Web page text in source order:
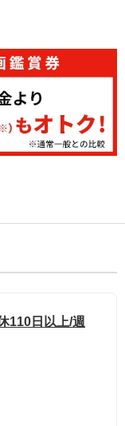
110日以上/週